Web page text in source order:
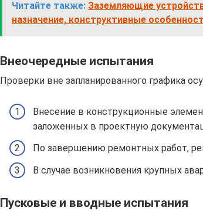
Читайте также: Заземляющие
назначение, конструктивные
Внеочередные испытания
Проверки вне запланированного графика
Внесение в конструкционные
заложенных в проектную
По завершению ремонтных работ,
В случае возникновения крупных
Пусковые и вводные испытания